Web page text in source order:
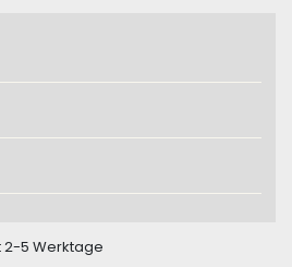
2-5 Werktage